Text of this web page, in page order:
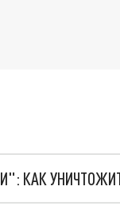
КАК